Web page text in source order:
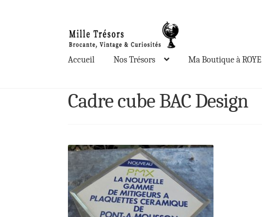
à
la
navigation
au
contenu
Accueil Nos Trésors Ma Boutique à ROYE
Cadre cube BAC Design